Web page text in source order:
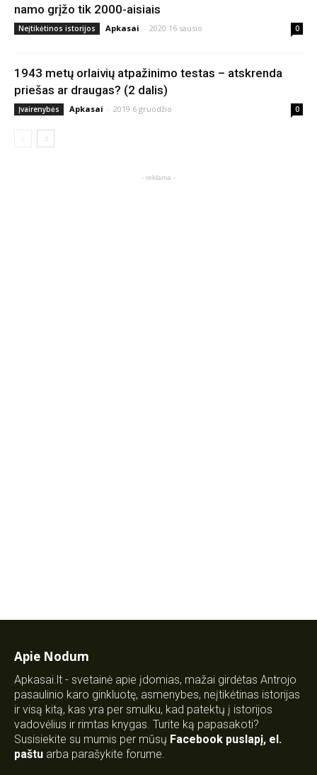
namo grįžo tik 2000-aisiais
Neįtikėtinos istorijos Apkasai - 2020 16 sausio 0
1943 metų orlaivių atpažinimo testas – atskrenda
priešas ar draugas? (2 dalis)
Įvairenybės Apkasai - 2019 6 gruodžio 0
- reklama -
Apie Nodum
Apkasai.lt - svetainė apie įdomias, mažai girdėtas Antrojo
pasaulinio karo ginkluotę, asmenybes, neįtikėtinas istorijas
ir visą kitą, kas yra per smulku, kad patektų į istorijos
vadovėlius ir rimtas knygas. Turite ką papasakoti?
Susisiekite su mumis per mūsų Facebook puslapį, el.
paštu arba parašykite forume.